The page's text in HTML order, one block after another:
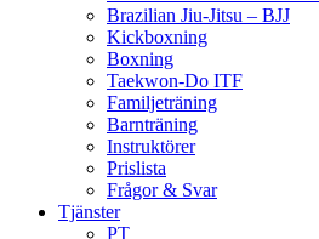
Brazilian Jiu-Jitsu – BJJ
Kickboxning
Boxning
Taekwon-Do ITF
Familjeträning
Barnträning
Instruktörer
Prislista
Frågor & Svar
Tjänster
PT